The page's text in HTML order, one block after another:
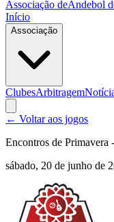
Associação deAndebol
Início
Associação
ClubesArbitragem
← Voltar aos jogos
Encontros de
sábado, 20 de junho de